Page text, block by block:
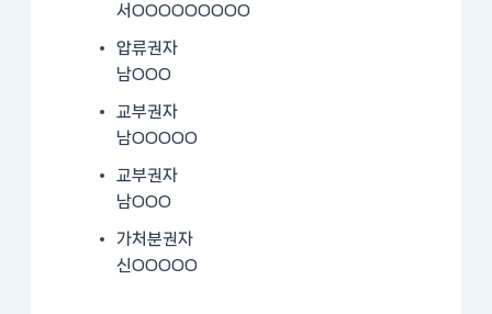
서OOOOOOOOO
압류권자
남OOO
교부권자
남OOOOO
교부권자
남OOO
가처분권자
신OOOOO